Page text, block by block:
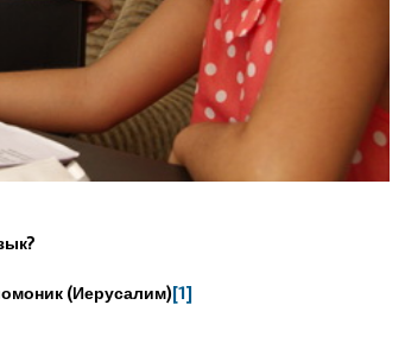
(Иерусалим)[1]